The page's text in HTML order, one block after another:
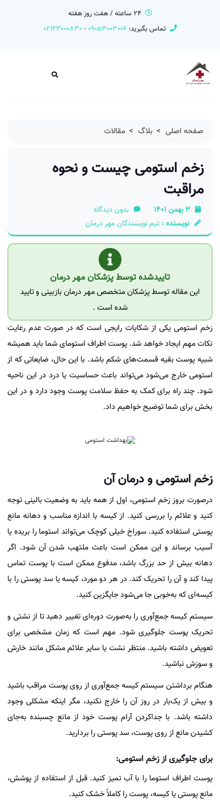
24 ساعته / هفت روز هفته
تماس بگیرید: 09053003006
-
02143000830
صفحه اصلی > بلاگ > مقالات
زخم استومی چیست و نحوه
مراقبت
3 بهمن 1401
بدون دیدگاه
نویسنده : تیم نویسندگان مهر درمان
تاییدشده توسط پزشکان مهر درمان
این مقاله توسط پزشکان متخصص مهر درمان بازبینی و تایید
شده است .
زخم استومی یکی از شکایات رایجی است که در صورت عدم رعایت
نکات مهم ایجاد خواهد شد. پوست اطراف استومای شما باید همیشه
شبیه پوست بقیه قسمت‌های شکم باشد. با این حال، ضایعاتی که از
استومی خارج می‌شود می‌تواند باعث حساسیت یا درد در این ناحیه
شود. چند راه برای کمک به حفظ سلامت پوست وجود دارد و در این
بخش برای شما توضیح خواهیم داد.
زخم استومی و درمان آن
درصورت بروز زخم استومی، اول از همه باید به وضعیت بالینی توجه
کنید و علائم را بررسی کنید. از کیسه با اندازه مناسب و دهانه مانع
پوستی استفاده کنید. سوراخ خیلی کوچک می‌تواند استوما را بریده یا
آسیب برساند و این ممکن است باعث ملتهب شدن آن شود. اگر
دهانه بیش از حد بزرگ باشد، مدفوع ممکن است با پوست تماس
پیدا کند و آن را تحریک کند. در هر دو مورد، کیسه یا سد پوستی را با
کیسه‌ای که به‌خوبی جا می‌شود جایگزین کنید.
سیستم کیسه جمع‌آوری را به‌صورت دوره‌ای تغییر دهید تا از نشتی و
تحریک پوست جلوگیری شود. مهم است که زمان مشخصی برای
تعویض داشته باشید. منتظر نشت یا سایر علائم مشکل مانند خارش
و سوزش نباشید.
هنگام برداشتن سیستم کیسه جمع‌آوری از روی پوست مراقب باشید
و بیش از یک‌بار در روز آن را خارج نکنید، مگر اینکه مشکلی وجود
داشته باشد. با جداکردن آرام پوست خود از مانع چسبنده به‌جای
کشیدن مانع از روی پوست، سد پوستی را بردارید.
برای جلوگیری از زخم استومی:
پوست اطراف استوما را با آب تمیز کنید. قبل از استفاده از پوشش،
مانع پوستی یا کیسه، پوست را کاملاً خشک کنید.